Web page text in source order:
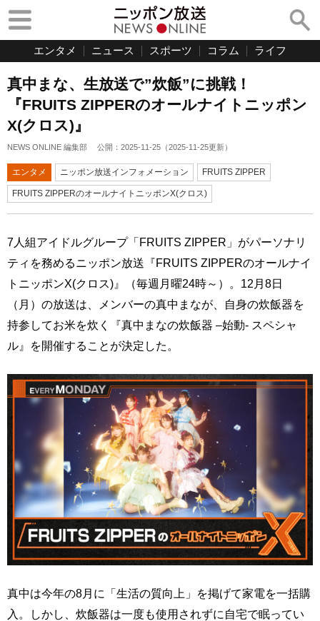
エンタメ ニュース スポーツ コラム ライフ
真中まな、生放送で”炊飯”に挑戦！
『FRUITS ZIPPERのオールナイトニッポン
X(クロス)』
NEWS ONLINE 編集部 公開： 2025-11-25 （2025-11-25更新）
エンタメ ニッポン放送インフォメーション FRUITS ZIPPER
FRUITS ZIPPERのオールナイトニッポンX(クロス)
7人組アイドルグループ「FRUITS ZIPPER」がパーソナリ
ティを務めるニッポン放送『FRUITS ZIPPERのオールナイ
トニッポンX(クロス)』（毎週月曜24時～）。12月8日
（月）の放送は、メンバーの真中まなが、自身の炊飯器を
持参してお米を炊く『真中まなの炊飯器 –始動- スペシャ
ル』を開催することが決定した。
真中は今年の8月に「生活の質向上」を掲げて家電を一括購
入。しかし、炊飯器は一度も使用されずに自宅で眠ってい